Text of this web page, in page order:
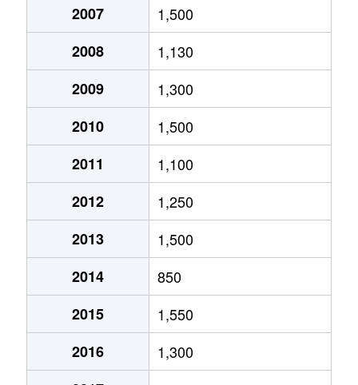
2007
1,500
2008
1,130
2009
1,300
2010
1,500
2011
1,100
2012
1,250
2013
1,500
2014
850
2015
1,550
2016
1,300